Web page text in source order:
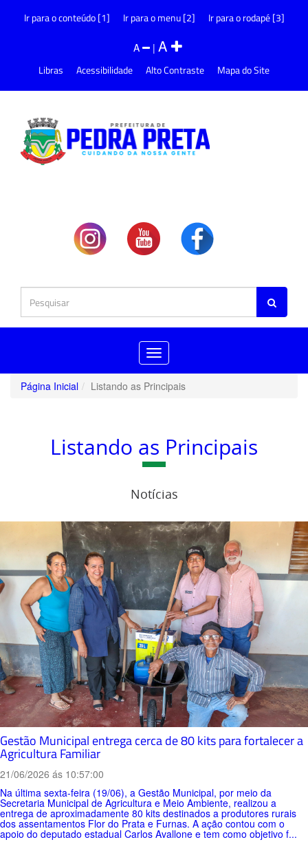
Ir para o conteúdo [1] Ir para o menu [2] Ir para o rodapé [3]
A |A
Libras Acessibilidade Alto Contraste Mapa do Site
Toggle
navigation
Página Inicial
Listando as Principais
Listando as Principais
Notícias
Gestão Municipal entrega cerca de 80 kits para fortalecer a
Agricultura Familiar
21/06/2026 ás 10:57:00
Na última sexta-feira (19/06), a Gestão Municipal, por meio da
Secretaria Municipal de Agricultura e Meio Ambiente, realizou a
entrega de aproximadamente 80 kits destinados a produtores rurais
dos assentamentos Flor do Prata e Furnas. A ação contou com o
apoio do deputado estadual Carlos Avallone e tem como objetivo f...